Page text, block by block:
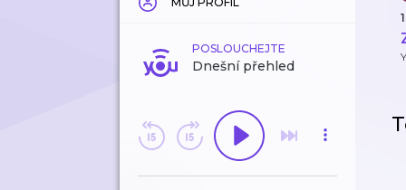
POSLOUCHEJTE
Dnešní přehled